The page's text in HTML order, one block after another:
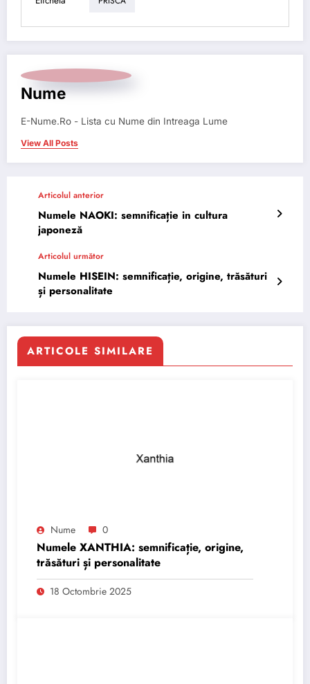
Nume
E-Nume.Ro - Lista cu Nume din Intreaga Lume
View All Posts
Articolul anterior
Numele NAOKI: semnificație in cultura
japoneză
Articolul următor
Numele HISEIN: semnificație, origine, trăsături
și personalitate
ARTICOLE SIMILARE
Nume 0
Numele XANTHIA: semnificație, origine,
trăsături și personalitate
18 Octombrie 2025